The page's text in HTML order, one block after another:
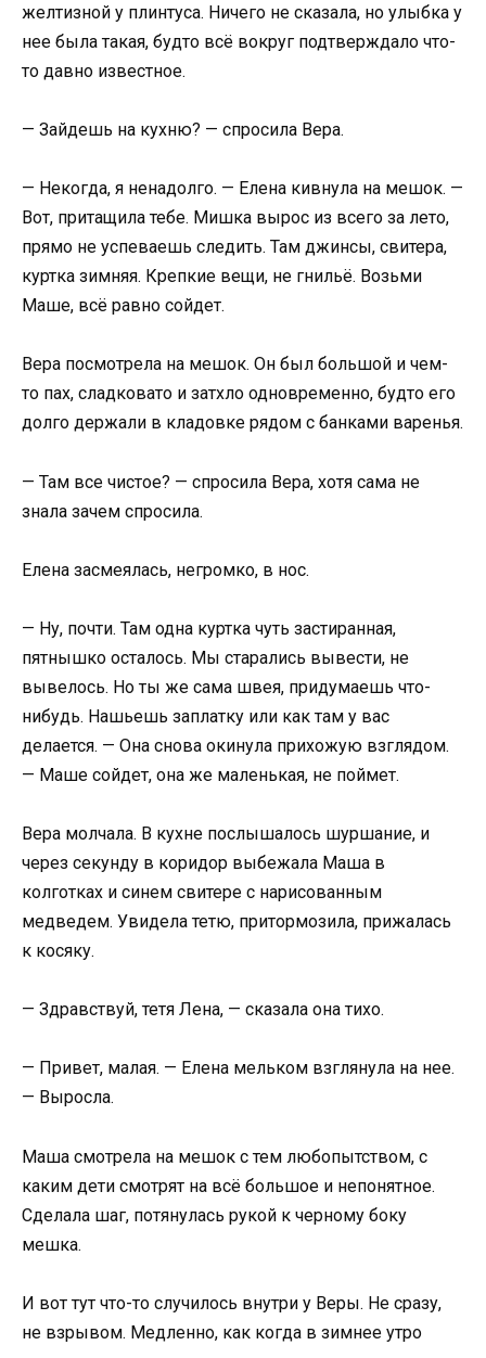
желтизной у плинтуса. Ничего не сказала, но улыбка у
нее была такая, будто всё вокруг подтверждало что-
то давно известное.
— Зайдешь на кухню? — спросила Вера.
— Некогда, я ненадолго. — Елена кивнула на мешок. —
Вот, притащила тебе. Мишка вырос из всего за лето,
прямо не успеваешь следить. Там джинсы, свитера,
куртка зимняя. Крепкие вещи, не гнильё. Возьми
Маше, всё равно сойдет.
Вера посмотрела на мешок. Он был большой и чем-
то пах, сладковато и затхло одновременно, будто его
долго держали в кладовке рядом с банками варенья.
— Там все чистое? — спросила Вера, хотя сама не
знала зачем спросила.
Елена засмеялась, негромко, в нос.
— Ну, почти. Там одна куртка чуть застиранная,
пятнышко осталось. Мы старались вывести, не
вывелось. Но ты же сама швея, придумаешь что-
нибудь. Нашьешь заплатку или как там у вас
делается. — Она снова окинула прихожую взглядом.
— Маше сойдет, она же маленькая, не поймет.
Вера молчала. В кухне послышалось шуршание, и
через секунду в коридор выбежала Маша в
колготках и синем свитере с нарисованным
медведем. Увидела тетю, притормозила, прижалась
к косяку.
— Здравствуй, тетя Лена, — сказала она тихо.
— Привет, малая. — Елена мельком взглянула на нее.
— Выросла.
Маша смотрела на мешок с тем любопытством, с
каким дети смотрят на всё большое и непонятное.
Сделала шаг, потянулась рукой к черному боку
мешка.
И вот тут что-то случилось внутри у Веры. Не сразу,
не взрывом. Медленно, как когда в зимнее утро